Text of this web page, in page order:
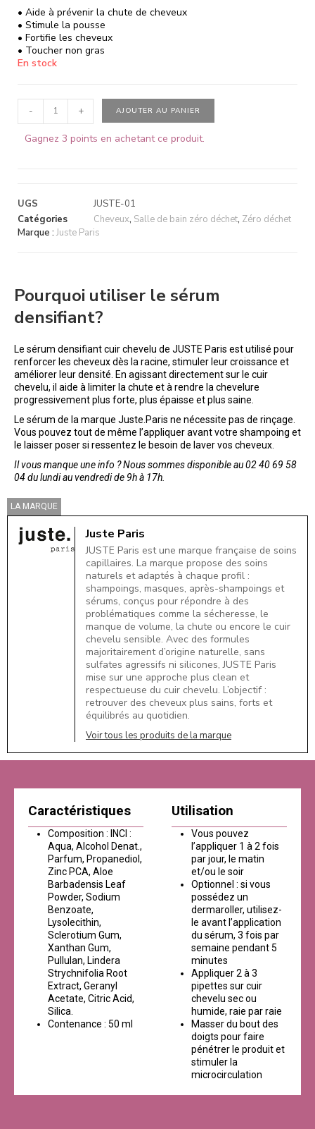
• Aide à prévenir la chute de cheveux
• Stimule la pousse
• Fortifie les cheveux
• Toucher non gras
En stock
- + AJOUTER AU PANIER
Gagnez 3 points en achetant ce produit.
UGS
JUSTE-01
Catégories
Cheveux, Salle de bain zéro déchet, Zéro déchet
Marque : Juste Paris
Pourquoi utiliser le sérum
densifiant?
Le sérum densifiant cuir chevelu de JUSTE Paris est utilisé pour
renforcer les cheveux dès la racine, stimuler leur croissance et
améliorer leur densité. En agissant directement sur le cuir
chevelu, il aide à limiter la chute et à rendre la chevelure
progressivement plus forte, plus épaisse et plus saine.
Le sérum de la marque Juste.Paris ne nécessite pas de rinçage.
Vous pouvez tout de même l’appliquer avant votre shampoing et
le laisser poser si ressentez le besoin de laver vos cheveux.
Il vous manque une info ? Nous sommes disponible au 02 40 69 58
04 du lundi au vendredi de 9h à 17h.
LA MARQUE
Juste Paris
JUSTE Paris est une marque française de soins
capillaires. La marque propose des soins
naturels et adaptés à chaque profil :
shampoings, masques, après-shampoings et
sérums, conçus pour répondre à des
problématiques comme la sécheresse, le
manque de volume, la chute ou encore le cuir
chevelu sensible. Avec des formules
majoritairement d’origine naturelle, sans
sulfates agressifs ni silicones, JUSTE Paris
mise sur une approche plus clean et
respectueuse du cuir chevelu. L’objectif :
retrouver des cheveux plus sains, forts et
équilibrés au quotidien.
Voir tous les produits de la marque
Caractéristiques
Composition : INCI :
Aqua, Alcohol Denat.,
Parfum, Propanediol,
Zinc PCA, Aloe
Barbadensis Leaf
Powder, Sodium
Benzoate,
Lysolecithin,
Sclerotium Gum,
Xanthan Gum,
Pullulan, Lindera
Strychnifolia Root
Extract, Geranyl
Acetate, Citric Acid,
Silica.
Contenance : 50 ml
Utilisation
Vous pouvez
l’appliquer 1 à 2 fois
par jour, le matin
et/ou le soir
Optionnel : si vous
possédez un
dermaroller, utilisez-
le avant l’application
du sérum, 3 fois par
semaine pendant 5
minutes
Appliquer 2 à 3
pipettes sur cuir
chevelu sec ou
humide, raie par raie
Masser du bout des
doigts pour faire
pénétrer le produit et
stimuler la
microcirculation